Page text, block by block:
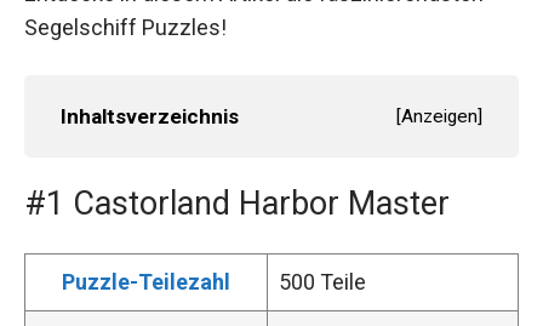
Segelschiff Puzzles!
Inhaltsverzeichnis [Anzeigen]
#1 Castorland Harbor Master
Puzzle-Teilezahl 500 Teile